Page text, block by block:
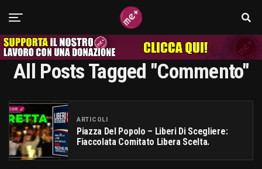
All Posts Tagged "commento"
ARTICOLI
Piazza Del Popolo – Liberi Di Scegliere:
Fiaccolata Comitato Libera Scelta.